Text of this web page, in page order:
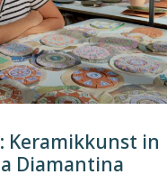
Keramikkunst in
Diamantina